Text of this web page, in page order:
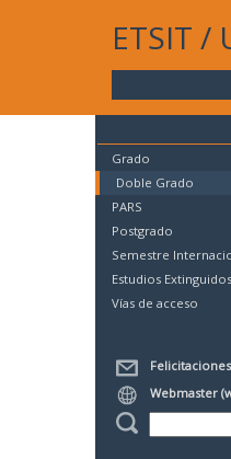
ETSIT /
Grado
Doble Grado
PARS
Postgrado
Semestre
Estudios Extinguidos
Vías de acceso
Webmaster